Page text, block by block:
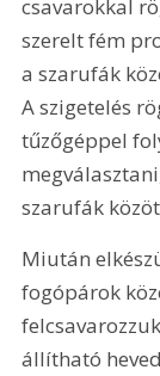
csavarokkal
szerelt fém
a szarufák
A szigetelés
tűzőgéppel
szarufák
Miután
fogópárok
állítható